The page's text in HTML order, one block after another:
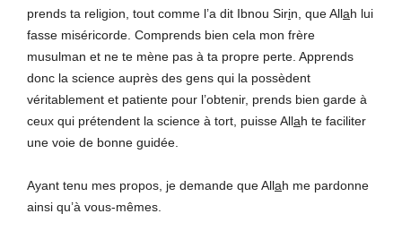
prends ta religion, tout comme l’a dit Ibnou Sirin, que Allah lui
fasse miséricorde. Comprends bien cela mon frère
musulman et ne te mène pas à ta propre perte. Apprends
donc la science auprès des gens qui la possèdent
véritablement et patiente pour l’obtenir, prends bien garde à
ceux qui prétendent la science à tort, puisse Allah te faciliter
une voie de bonne guidée.
Ayant tenu mes propos, je demande que Allah me pardonne
ainsi qu’à vous-mêmes.